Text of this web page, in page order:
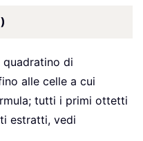
quadratino di
alle celle a cui
tutti i primi ottetti
estratti, vedi